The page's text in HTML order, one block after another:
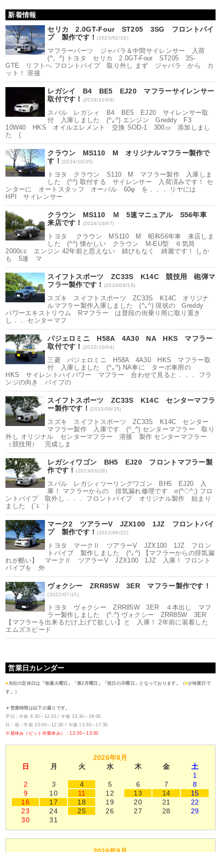
新着情報
セリカ 2.0GT-Four ST205 3SG フロントパイ
プ 製作です！(2025/02/19)
マフラーパーツ ジャバラ＆中間サイレンサー 入荷
(^。^) トヨタ セリカ 2.0GT-Four ST205 3S-
GTE リフトへ フロントパイプ 取り外し まず ジャバラ から カ
ット！ 溶接
レガシイ B4 BE5 EJ20 マフラーサイレンサー
取付です！ (2024/11/06)
スバル レガシィ B4 BE5 EJ20 サイレンサー取
付 入庫しました (^｡^) エンジン Greddy F3
10W40 HKS オイルエレメント 交換 SOD-1 300㏄ 添加しまし
た (
クラウン MS110 M オリジナルマフラー製作で
す！ (2024/10/25)
トヨタ クラウン S110 M マフラー製作 入庫しま
した (^^) 取付する サイレンサー 入荷済みです！ セ
ンターに オートスタッフ オーバル 60φ を．．． リヤには
HPI サイレンサー
クラウン MS110 Ｍ 5速マニュアル S56年車
来店です！ (2024/10/07)
トヨタ クラウン MS110 M 昭和56年車 来店しま
した (^^) 懐かしい クラウン M-EU型 ６気筒
2000cc エンジン 42年前と思えない 錆びもなく 綺麗です！ しか
も 5速 マ
スイフトスポーツ ZC33S K14C 競技用 砲弾マ
フラー製作です！ (2024/06/19)
スズキ スイフトスポーツ ZC33S K14C オリジナ
ルマフラー製作入庫しました (^｡^) 現状の Greddy
パワーエキストリウム Rマフラー は普段の街乗り用に取り置き
し．． センターマフ
パジェロミニ H58A 4A30 NA HKS マフラー
取付です！ (2023/10/04)
三菱 パジェロミニ H58A 4A30 HKS マフラー取
付 入庫しました (^｡^) NA車に ターボ車用の
HKS サイレントハイパワー マフラー 合わせて見ると．．． フラ
ンジの向き パイプの
スイフトスポーツ ZC33S K14C センターマフラ
ー製作です！(2023/08/25)
スズキ スイフトスポーツ ZC33S K14C センター
マフラー製作 入庫です (^_^) センターマフラー 取り
外し オリジナル センターマフラー 溶接 製作 センターマフラー
（競技用） 完成しま
レガシィワゴン BH5 EJ20 フロントマフラー製
作です！(2023/06/28)
スバル レガシィツーリングワゴン BH5 EJ20 入
庫！ マフラーからの 排気漏れ修理です σ(^◇^;) フロ
ントパイプ 取外し．．． フロントパイプ オリジナル製作 始まり
ました (´ｪ｀)
マーク2 ツアラーV JZX100 1JZ フロントパイ
プ 製作です！(2022/09/22)
トヨタ マークⅡ ツアラーV JZX100 1JZ フロン
トパイプ 製作しました (^｡^) 【マフラーからの排気漏
れが酷い】 マークⅡ ツアラーV JZX100 1JZ 入庫！ フロント
パイプを 外
ヴォクシー ZRR85W 3ER マフラー製作です！
(2022/07/15)
トヨタ ヴォクシー ZRR85W 3ER ４本出し マフ
ラー製作しました (^.^) ヴォクシー ZRR85W 3ER
【マフラーを出来るだけ上げて欲しい】と 入庫！ 2年前に装着した
エムズスピード
営業日カレンダー
● 当社の定休日は「毎週火曜日」「第2月曜日」「祝日の月曜日」となっております。（■が休業日で
す。）
▼営業時間は以下の通りです。
平日：午前 9:30～12:30 / 午後 13:30～19:00
日・祝：午前 10:00～12:30 / 午後 13:30～17:30
※昼休み（ピット作業休み）：12:30～13:30
2026年8月
日
月 火 水 木 金
土
1
2
3 4 5 6 7
8
9
10 11 12 13 14
15
16
17 18 19 20 21
22
23
24 25 26 27 28
29
30
31